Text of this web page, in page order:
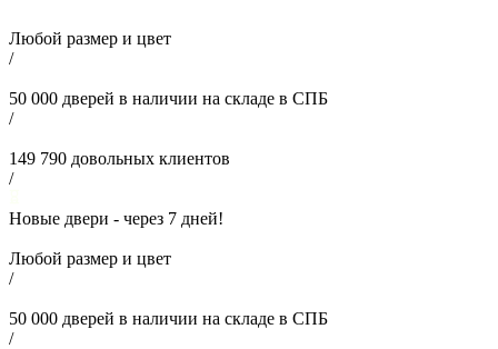
Любой размер и цвет
/
50 000 дверей в наличии на складе в СПБ
/
149 790 довольных клиентов
/
Новые двери - через 7 дней!
Любой размер и цвет
/
50 000 дверей в наличии на складе в СПБ
/